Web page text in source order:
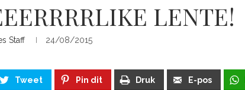
LENTE!
Staff 24/08/2015
Tweet Pin dit Druk E-pos